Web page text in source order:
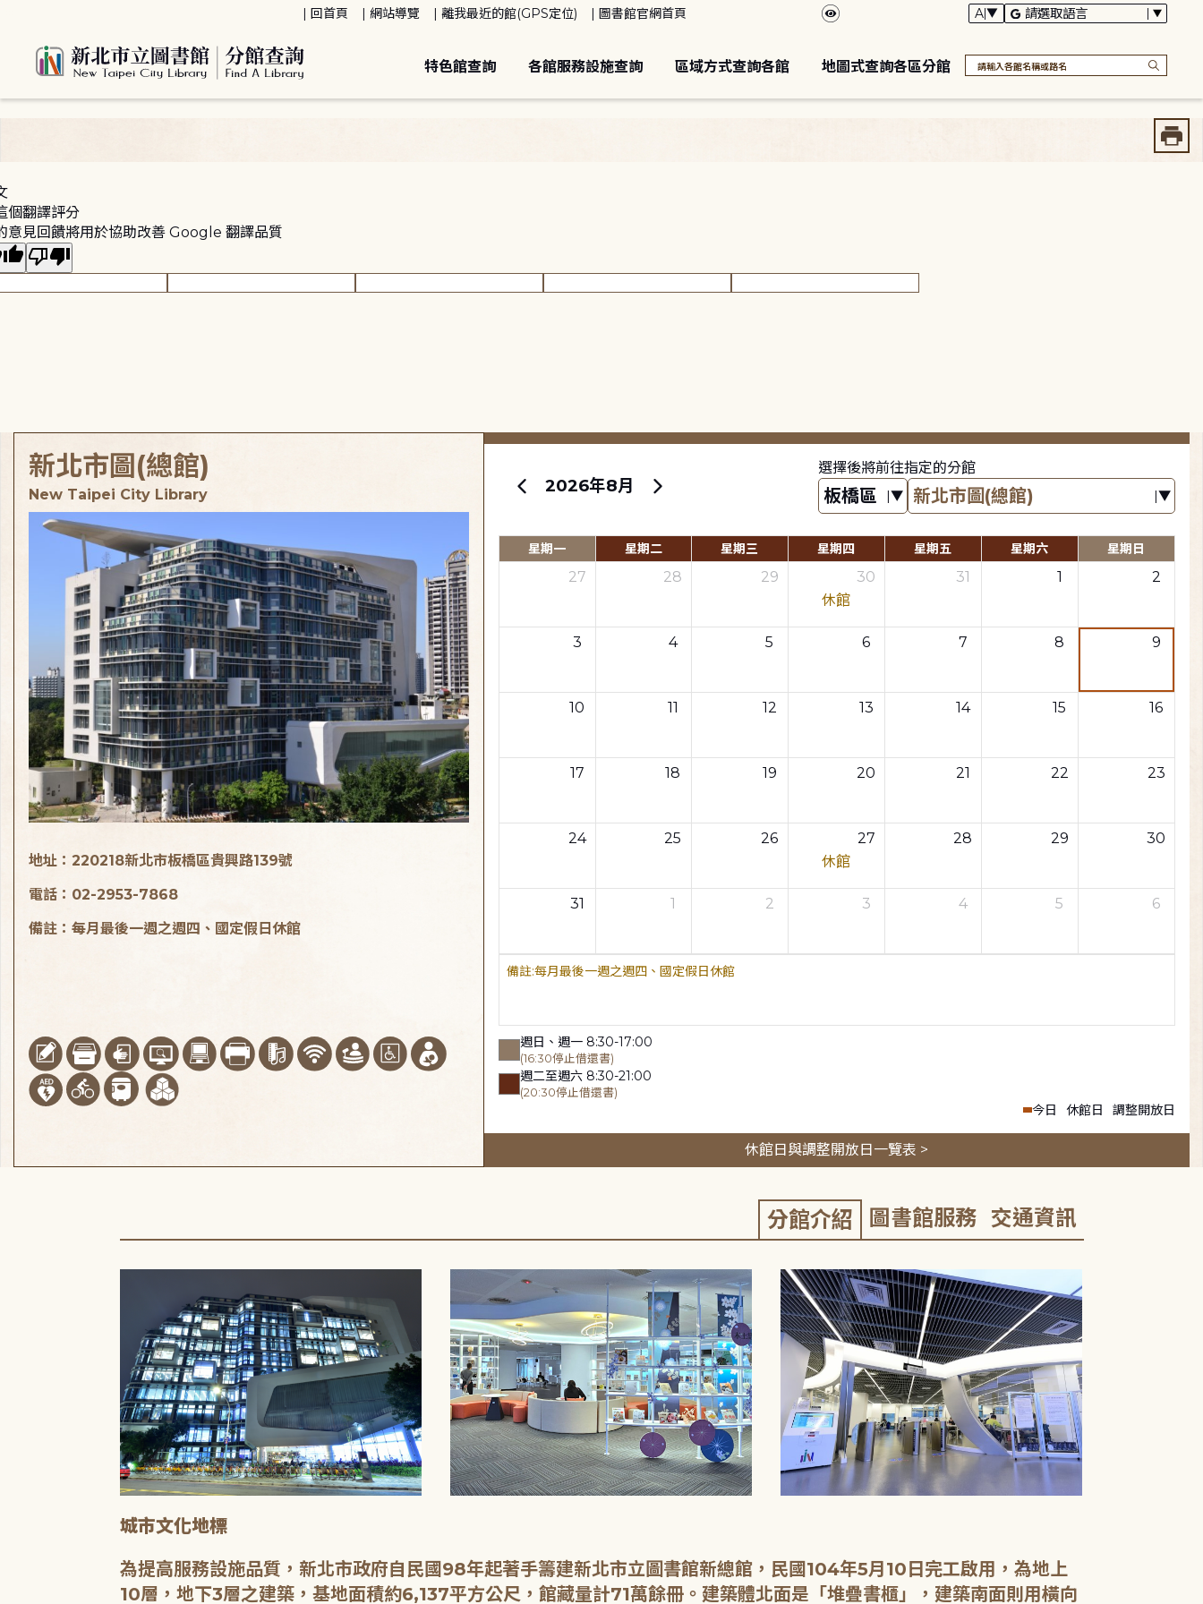
回首頁 網站導覽 離我最近的館(GPS定位) 圖書館官網首頁
特色館查詢 各館服務設施查詢 區域方式查詢各館 地圖式查詢各區分館
個翻譯評分
意見回饋將用於協助改善 Google 翻譯品質
2026年8月
選擇後將前往指定的分館
星期一 星期二 星期三 星期四 星期五 星期六 星期日
27 28 29
30
休館
31 1 2
3 4 5 6 7 8 9
10 11 12 13 14 15 16
17 18 19 20 21 22 23
24 25 26
27
休館
28 29 30
31 1 2 3 4 5 6
每月最後一週之週四、國定假日休館
週日、週一 8:30-17:00
(16:30停止借還書)
週二至週六 8:30-21:00
(20:30停止借還書)
今日 休館日 調整開放日
休館日與調整開放日一覽表 >
新北市圖(總館)
New Taipei City Library
地址：220218新北市板橋區貴興路139號
電話：02-2953-7868
備註：每月最後一週之週四、國定假日休館
分館介紹 圖書館服務 交通資訊
城市文化地標
為提高服務設施品質，新北市政府自民國98年起著手籌建新北市立圖書館新總館，民國104年5月10日完工啟用，為地上
10層，地下3層之建築，基地面積約6,137平方公尺，館藏量計71萬餘冊。建築體北面是「堆疊書櫃」，建築南面則用橫向